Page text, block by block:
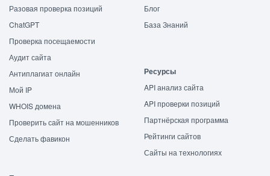
Разовая проверка позиций
ChatGPT
Проверка посещаемости
Аудит сайта
Антиплагиат онлайн
Мой IP
WHOIS домена
Проверить сайт на мошенников
Сделать фавикон
Блог
База Знаний
Ресурсы
API анализ сайта
API проверки позиций
Партнёрская программа
Рейтинги сайтов
Сайты на технологиях